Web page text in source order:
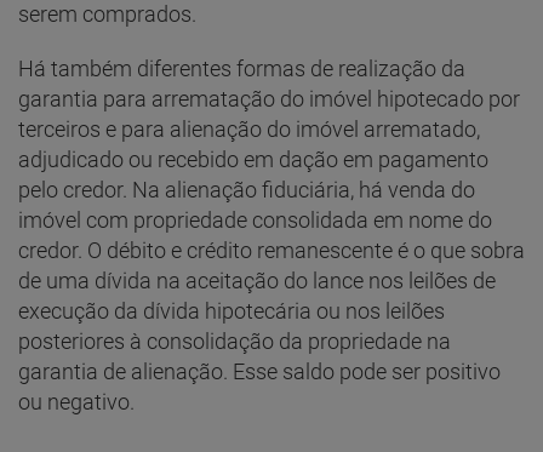
serem comprados.
Há também diferentes formas de realização da
garantia para arrematação do imóvel hipotecado por
terceiros e para alienação do imóvel arrematado,
adjudicado ou recebido em dação em pagamento
pelo credor. Na alienação fiduciária, há venda do
imóvel com propriedade consolidada em nome do
credor. O débito e crédito remanescente é o que sobra
de uma dívida na aceitação do lance nos leilões de
execução da dívida hipotecária ou nos leilões
posteriores à consolidação da propriedade na
garantia de alienação. Esse saldo pode ser positivo
ou negativo.